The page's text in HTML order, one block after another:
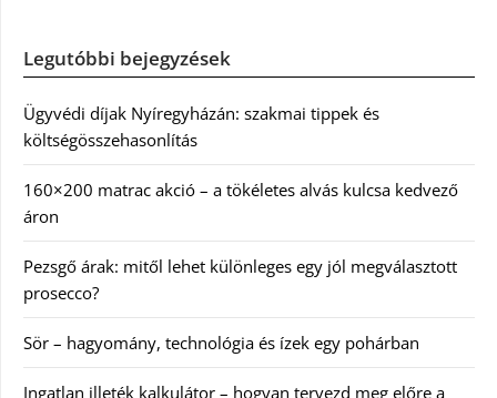
Legutóbbi bejegyzések
Ügyvédi díjak Nyíregyházán: szakmai tippek és
költségösszehasonlítás
160×200 matrac akció – a tökéletes alvás kulcsa kedvező
áron
Pezsgő árak: mitől lehet különleges egy jól megválasztott
prosecco?
Sör – hagyomány, technológia és ízek egy pohárban
Ingatlan illeték kalkulátor – hogyan tervezd meg előre a